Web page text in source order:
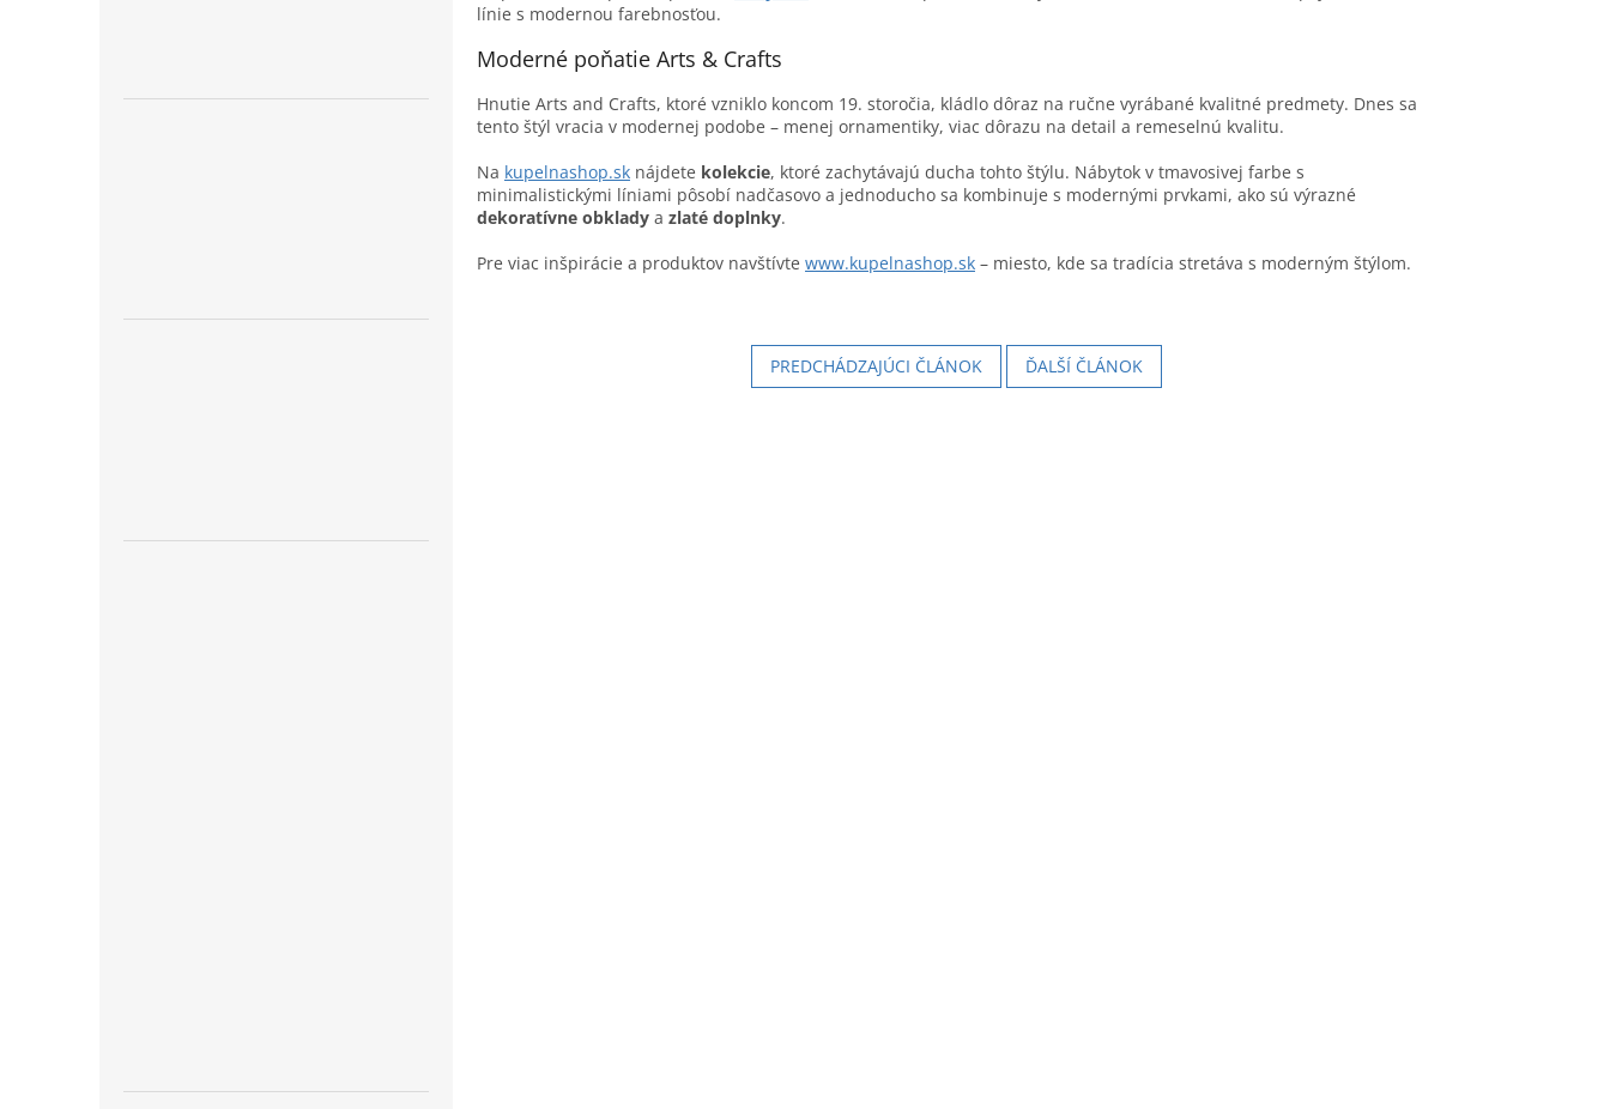
línie s modernou farebnosťou.
Moderné poňatie Arts & Crafts
Hnutie Arts and Crafts, ktoré vzniklo koncom 19. storočia, kládlo dôraz na ručne vyrábané kvalitné predmety. Dnes sa
tento štýl vracia v modernej podobe – menej ornamentiky, viac dôrazu na detail a remeselnú kvalitu.
Na kupelnashop.sk nájdete kolekcie, ktoré zachytávajú ducha tohto štýlu. Nábytok v tmavosivej farbe s
minimalistickými líniami pôsobí nadčasovo a jednoducho sa kombinuje s modernými prvkami, ako sú výrazné
dekoratívne obklady a zlaté doplnky.
Pre viac inšpirácie a produktov navštívte www.kupelnashop.sk – miesto, kde sa tradícia stretáva s moderným štýlom.
PREDCHÁDZAJÚCI ČLÁNOK ĎALŠÍ ČLÁNOK